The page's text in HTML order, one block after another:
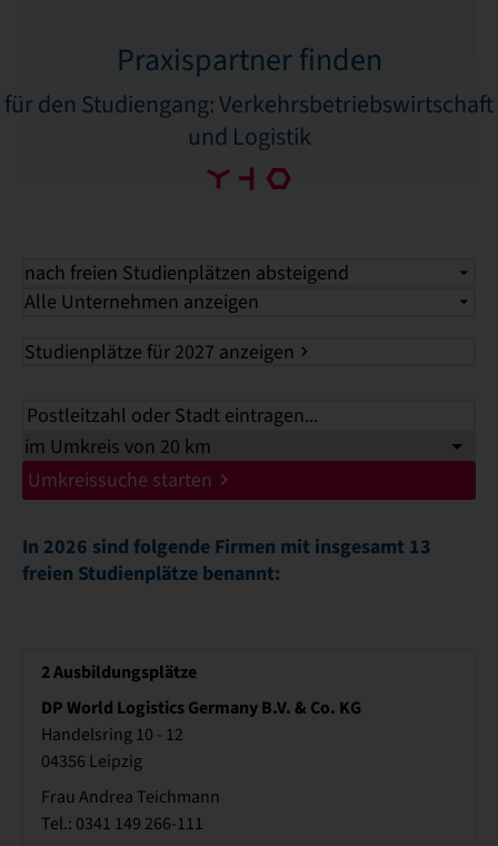
Praxispartner finden
für den Studiengang: Verkehrsbetriebswirtschaft
und Logistik
nach freien Studienplätzen absteigend
Alle Unternehmen anzeigen
Studienplätze für 2027 anzeigen
Umkreissuche starten
In 2026 sind folgende Firmen mit insgesamt 13
freien Studienplätze benannt:
2Ausbildungsplätze
DP World Logistics Germany B.V. & Co. KG
Handelsring 10 - 12
04356 Leipzig
Frau Andrea Teichmann
Tel.: 0341 149 266-111